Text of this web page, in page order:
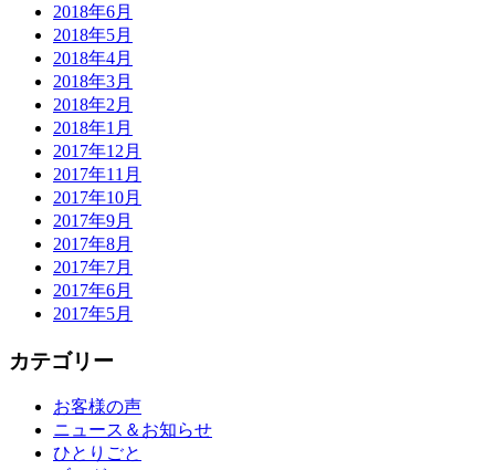
2018年6月
2018年5月
2018年4月
2018年3月
2018年2月
2018年1月
2017年12月
2017年11月
2017年10月
2017年9月
2017年8月
2017年7月
2017年6月
2017年5月
カテゴリー
お客様の声
ニュース＆お知らせ
ひとりごと